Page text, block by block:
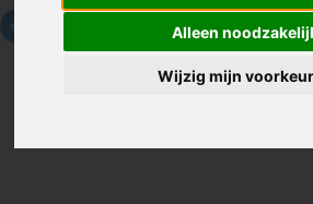
Alleen
Wijzig mijn